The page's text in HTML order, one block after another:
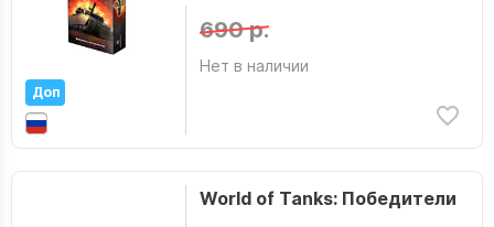
Доп
690 р.
Нет в наличии
World of Tanks: Победители